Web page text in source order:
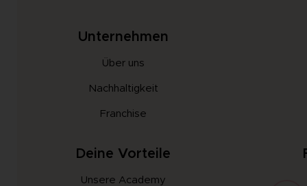
Unternehmen
Über uns
Nachhaltigkeit
Franchise
Deine Vorteile
Unsere Academy